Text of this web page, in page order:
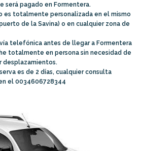
será pagado en Formentera.
es totalmente personalizada en el mismo
de la Savina) o en cualquier zona de
telefónica antes de llegar a Formentera
totalmente en persona sin necesidad de
desplazamientos.
es de 2 días, cualquier consulta
el 0034606728344